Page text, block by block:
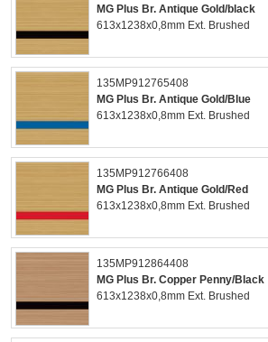
MG Plus Br. Antique Gold/black
613x1238x0,8mm Ext. Brushed
135MP912765408
MG Plus Br. Antique Gold/Blue
613x1238x0,8mm Ext. Brushed
135MP912766408
MG Plus Br. Antique Gold/Red
613x1238x0,8mm Ext. Brushed
135MP912864408
MG Plus Br. Copper Penny/Black
613x1238x0,8mm Ext. Brushed